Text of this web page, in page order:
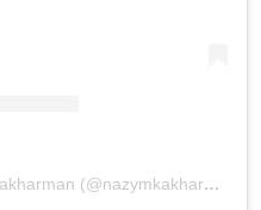
Публикация от Nazym Kakharman (@nazymkakharman)